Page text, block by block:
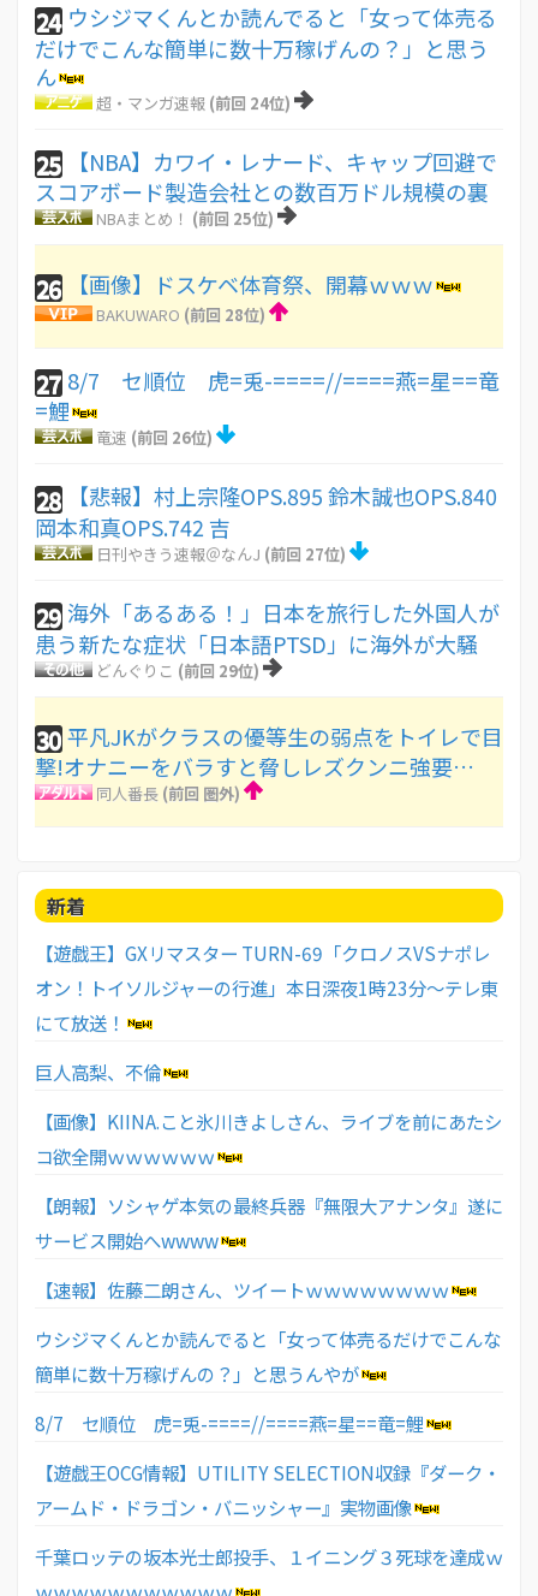
24 ウシジマくんとか読んでると「女って体売る
だけでこんな簡単に数十万稼げんの？」と思う
ん
超・マンガ速報 (前回 24位)
25
【NBA】カワイ・レナード、キャップ回避で
スコアボード製造会社との数百万ドル規模の裏
NBAまとめ！ (前回 25位)
26 【画像】ドスケベ体育祭、開幕ｗｗｗ
BAKUWARO (前回 28位)
27 8/7 セ順位 虎=兎-====//====燕=星==竜
=鯉
竜速 (前回 26位)
28
【悲報】村上宗隆OPS.895 鈴木誠也OPS.840
岡本和真OPS.742 吉
日刊やきう速報＠なんJ (前回 27位)
29 海外「あるある！」日本を旅行した外国人が
患う新たな症状「日本語PTSD」に海外が大騒
どんぐりこ (前回 29位)
30平凡JKがクラスの優等生の弱点をトイレで目
撃!オナニーをバラすと脅しレズクンニ強要…
同人番長 (前回 圏外)
新着
【遊戯王】GXリマスター TURN-69「クロノスVSナポレ
オン！トイソルジャーの行進」本日深夜1時23分〜テレ東
にて放送！
巨人高梨、不倫
【画像】KIINA.こと氷川きよしさん、ライブを前にあたシ
コ欲全開ｗｗｗｗｗｗ
【朗報】ソシャゲ本気の最終兵器『無限大アナンタ』遂に
サービス開始へwwww
【速報】佐藤二朗さん、ツイートｗｗｗｗｗｗｗｗ
ウシジマくんとか読んでると「女って体売るだけでこんな
簡単に数十万稼げんの？」と思うんやが
8/7 セ順位 虎=兎-====//====燕=星==竜=鯉
【遊戯王OCG情報】UTILITY SELECTION収録『ダーク・
アームド・ドラゴン・バニッシャー』実物画像
千葉ロッテの坂本光士郎投手、１イニング３死球を達成ｗ